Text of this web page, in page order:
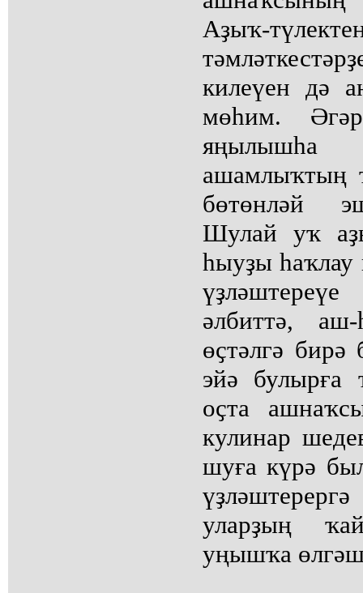
Аҙыҡ-
килеүен дә
мөһим.
яңылышһа
ашамлыҡтың
бөтөнләй
Шулай уҡ
һыуҙы һаҡлау
әлбиттә,
өҫтәлгә бирә
эйә булырға
оҫта
кулинар
шуға күрә
уларҙың
уңышҡа